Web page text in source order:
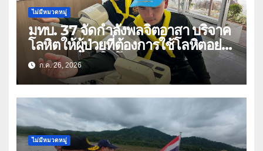
ไม่มีหมวดหมู่
มทบ. 37 จัดกำลังพลจิตอาสา บริจาค
โลหิตให้ผู้ป่วยที่ต้องการใช้โลหิตอย่าง
เร่งด่วน เนื่องในโอกาสวันเฉลิม
พระชนมพรรษา 74 พรรษา และถวาย
เป็นพระราชกุศลแด่พระบาทสมเด็จ
พระเจ้าอยู่หัว
ก.ค. 26, 2026
ไม่มีหมวดหมู่